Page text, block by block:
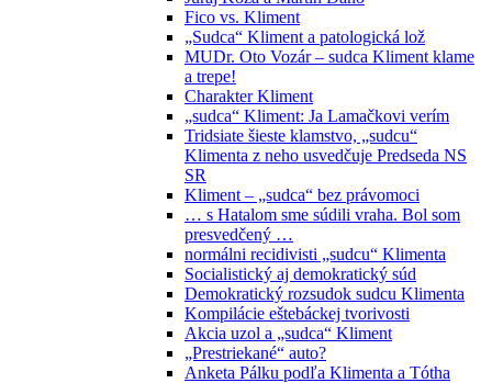
Fico vs. Kliment
„Sudca“ Kliment a patologická lož
MUDr. Oto Vozár – sudca Kliment klame
a trepe!
Charakter Kliment
„sudca“ Kliment: Ja Lamačkovi verím
Tridsiate šieste klamstvo, „sudcu“
Klimenta z neho usvedčuje Predseda NS
SR
Kliment – „sudca“ bez právomoci
… s Hatalom sme súdili vraha. Bol som
presvedčený …
normálni recidivisti „sudcu“ Klimenta
Socialistický aj demokratický súd
Demokratický rozsudok sudcu Klimenta
Kompilácie eštebáckej tvorivosti
Akcia uzol a „sudca“ Kliment
„Prestriekané“ auto?
Anketa Pálku podľa Klimenta a Tótha